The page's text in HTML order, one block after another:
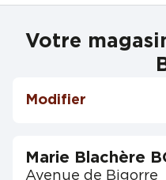
Votre
Modifier
Marie Blachère
Avenue de Bigorre